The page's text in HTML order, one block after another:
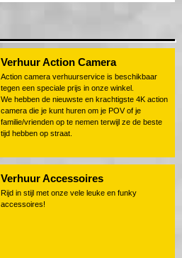
Verhuur Action Camera
Action camera verhuurservice is beschikbaar
tegen een speciale prijs in onze winkel.
We hebben de nieuwste en krachtigste 4K action
camera die je kunt huren om je POV of je
familie/vrienden op te nemen terwijl ze de beste
tijd hebben op straat.
Verhuur Accessoires
Rijd in stijl met onze vele leuke en funky
accessoires!